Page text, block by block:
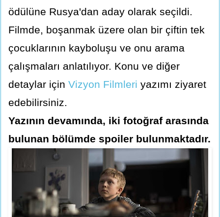
ödülüne Rusya'dan aday olarak seçildi.
Filmde, boşanmak üzere olan bir çiftin tek
çocuklarının kayboluşu ve onu arama
çalışmaları anlatılıyor. Konu ve diğer
detaylar için Vizyon Filmleri yazımı ziyaret
edebilirsiniz.
Yazının devamında, iki fotoğraf arasında
bulunan bölümde spoiler bulunmaktadır.